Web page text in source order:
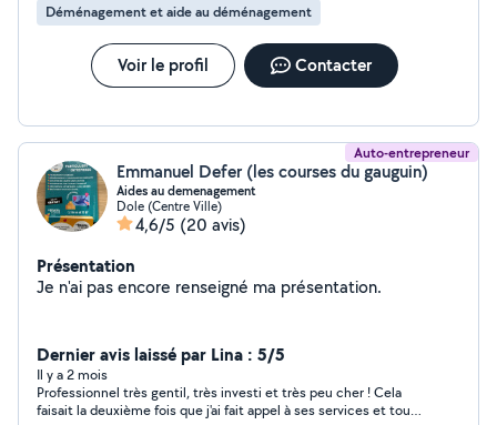
Déménagement et aide au déménagement
Voir le profil Contacter
Auto-entrepreneur
Emmanuel Defer (les courses du gauguin)
Aides au demenagement
Dole (Centre Ville)
4,6/5 (20 avis)
Présentation
Je n'ai pas encore renseigné ma présentation.
Dernier avis laissé par Lina : 5/5
Il y a 2 mois
Professionnel très gentil, très investi et très peu cher ! Cela
faisait la deuxième fois que j'ai fait appel à ses services et tout